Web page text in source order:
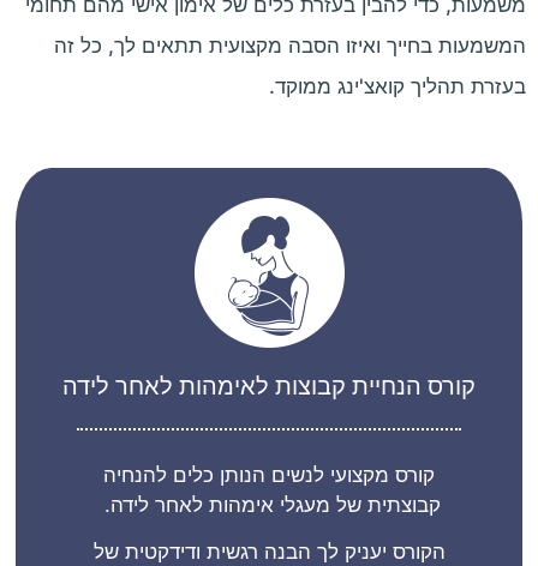
משמעות, כדי להבין בעזרת כלים של אימון אישי מהם תחומי
המשמעות בחייך ואיזו הסבה מקצועית תתאים לך, כל זה
בעזרת תהליך קואצ'ינג ממוקד.
קורס הנחיית קבוצות לאימהות לאחר לידה
קורס מקצועי לנשים הנותן כלים להנחיה
קבוצתית של מעגלי אימהות לאחר לידה.
הקורס יעניק לך הבנה רגשית ודידקטית של